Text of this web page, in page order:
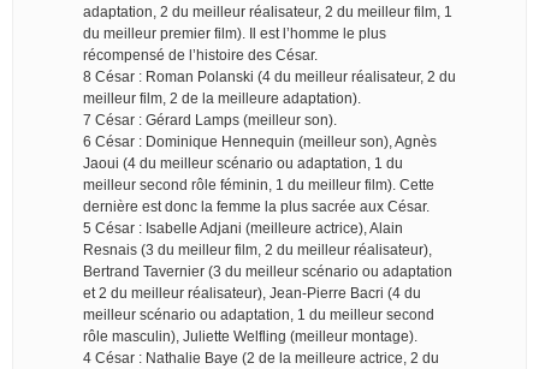
adaptation, 2 du meilleur réalisateur, 2 du meilleur film, 1
du meilleur premier film). Il est l’homme le plus
récompensé de l’histoire des César.
8 César : Roman Polanski (4 du meilleur réalisateur, 2 du
meilleur film, 2 de la meilleure adaptation).
7 César : Gérard Lamps (meilleur son).
6 César : Dominique Hennequin (meilleur son), Agnès
Jaoui (4 du meilleur scénario ou adaptation, 1 du
meilleur second rôle féminin, 1 du meilleur film). Cette
dernière est donc la femme la plus sacrée aux César.
5 César : Isabelle Adjani (meilleure actrice), Alain
Resnais (3 du meilleur film, 2 du meilleur réalisateur),
Bertrand Tavernier (3 du meilleur scénario ou adaptation
et 2 du meilleur réalisateur), Jean-Pierre Bacri (4 du
meilleur scénario ou adaptation, 1 du meilleur second
rôle masculin), Juliette Welfling (meilleur montage).
4 César : Nathalie Baye (2 de la meilleure actrice, 2 du